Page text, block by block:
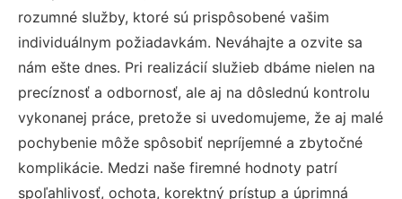
rozumné služby, ktoré sú prispôsobené vašim
individuálnym požiadavkám. Neváhajte a ozvite sa
nám ešte dnes. Pri realizácií služieb dbáme nielen na
precíznosť a odbornosť, ale aj na dôslednú kontrolu
vykonanej práce, pretože si uvedomujeme, že aj malé
pochybenie môže spôsobiť nepríjemné a zbytočné
komplikácie. Medzi naše firemné hodnoty patrí
spoľahlivosť, ochota, korektný prístup a úprimná